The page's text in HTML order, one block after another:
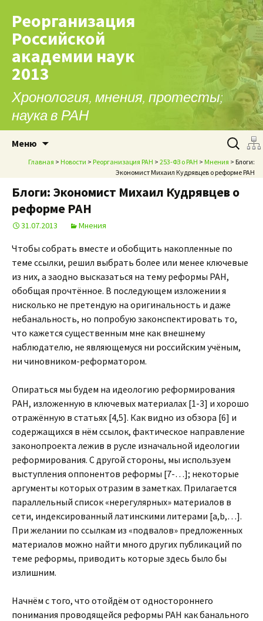
Реорганизация
Российской
академии наук
2013
Хронология, мнения, протесты;
наука в РАН
Меню Найти:
Главная > Новости > Реорганизация РАН > 253-ФЗ о РАН > Мнения > Блоги:
Экономист Михаил Кудрявцев о реформе РАН
Блоги: Экономист Михаил Кудрявцев о
реформе РАН
31.07.2013 Мнения
Чтобы собрать вместе и обобщить накопленные по
теме ссылки, решил выбрать более или менее ключевые
из них, а заодно высказаться на тему реформы РАН,
обобщая прочтённое. В последующем изложении я
нисколько не претендую на оригинальность и даже
небанальность, но попробую законспектировать то,
что кажется существенным мне как внешнему
наблюдателю, не являющемуся ни российским учёным,
ни чиновником-реформатором.
Опираться мы будем на идеологию реформирования
РАН, изложенную в ключевых материалах [1-3] и хорошо
отражённую в статьях [4,5]. Как видно из обзора [6] и
содержащихся в нём ссылок, фактическое направление
законопроекта лежив в русле изначальной идеологии
реформирования. С другой стороны, мы используем
выступления оппонентов реформы [7-…]; некоторые
аргументы которых отразим в заметках. Прилагается
параллельный список «нерегулярных» материалов в
сети, индексированный латинскими литерами [a,b,…].
При желании по ссылкам из «подвалов» предложенных
материалов можно найти много других публикаций по
теме реформы, приводить которые здесь было бы
излишним.
Начнём с того, что отойдём от одностороннего
понимания проводящейся реформы РАН как банального